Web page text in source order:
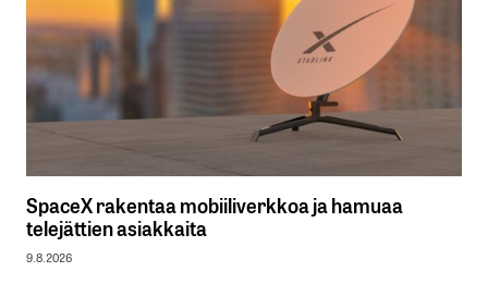
SpaceX rakentaa mobiiliverkkoa ja hamuaa
telejättien asiakkaita
9.8.2026